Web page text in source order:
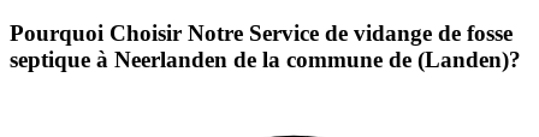
Pourquoi Choisir Notre Service de vidange de fosse
septique à Neerlanden de la commune de (Landen)?